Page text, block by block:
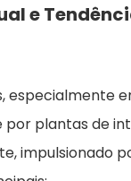
e
especialmente
por plantas de
impulsionado